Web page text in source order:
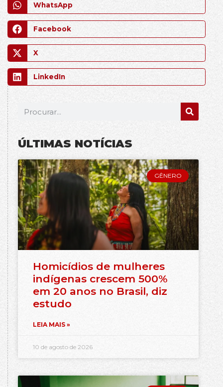
WhatsApp
Facebook
X
LinkedIn
ÚLTIMAS NOTÍCIAS
GÊNERO
Homicídios de mulheres
indígenas crescem 500%
em 20 anos no Brasil, diz
estudo
LEIA MAIS »
10 de agosto de 2026